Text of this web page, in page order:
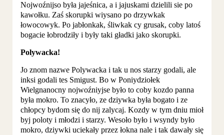
Nojwoźnijso była jajeśnica, a i jajuskami dzielili sie po
kawołku. Zaś skorupki wiysano po drzywkak
łowocowyk. Po jabłonkak, śliwkak cy grusak, coby latoś
bogacie łobrodziły i były taki gładki jako skorupki.
Polywacka!
Jo znom nazwe Polywacka i tak u nos starzy godali, ale
inksi godali tes Smigust. Bo w Poniydziołek
Wielgnanocny nojwoźniyjse było to coby kozdo panna
była mokro. To znacyło, ze dziywka była bogato i ze
chłopcy bydom się do nij zalycaj. Kozdy w tym dniu mioł
byj poloty i młodzi i starzy. Wesoło było i wsyndy było
mokro, dziywki uciekały przez łokna nale i tak dawały się